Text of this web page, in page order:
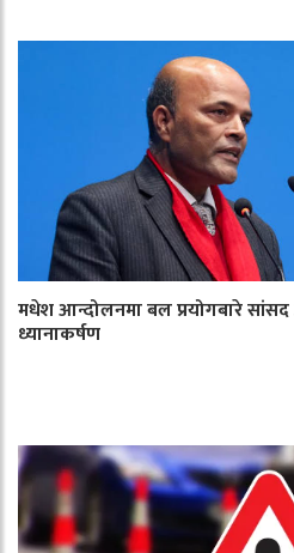
मधेश आन्दोलनमा बल प्रयोगबारे
ध्यानाकर्षण